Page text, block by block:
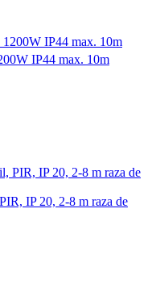
IP44 max. 10m
IP 20, 2-8 m raza de